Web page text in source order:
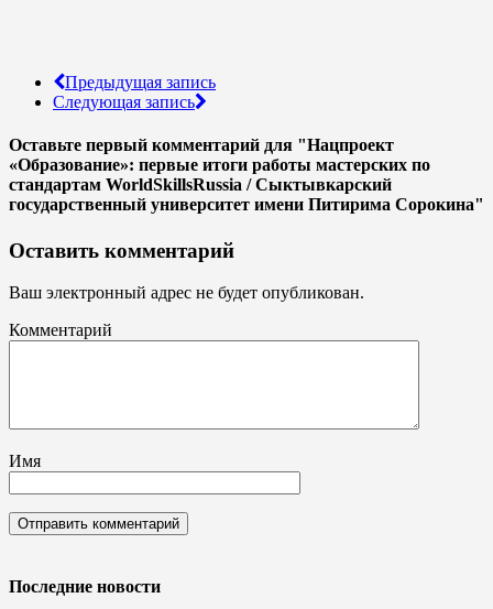
Предыдущая запись
Следующая запись
Оставьте первый комментарий для "Нацпроект
«Образование»: первые итоги работы мастерских по
стандартам WorldSkillsRussia / Сыктывкарский
государственный университет имени Питирима Сорокина"
Оставить комментарий
Ваш электронный адрес не будет опубликован.
Комментарий
Имя
Последние новости